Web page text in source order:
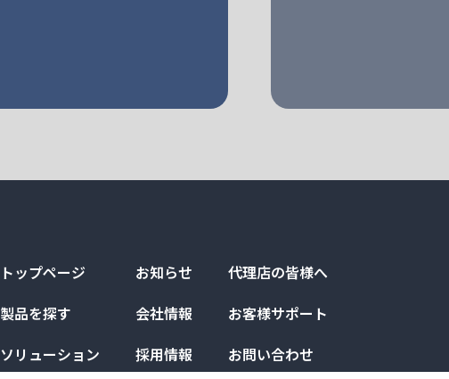
トップページ
製品を探す
ソリューション
お知らせ
会社情報
採用情報
代理店の皆様へ
お客様サポート
お問い合わせ